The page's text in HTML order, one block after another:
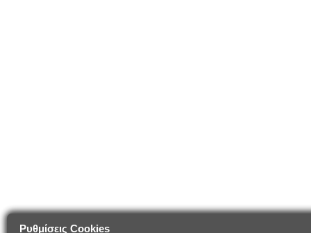
Ρυθμίσεις Cookies